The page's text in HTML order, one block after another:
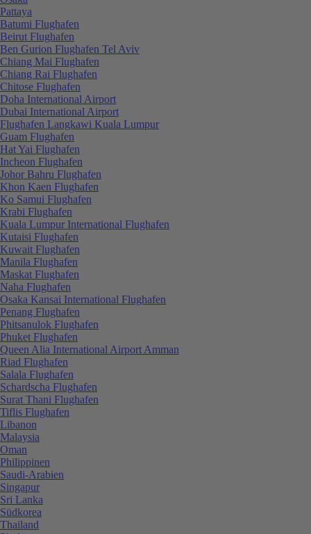
Pattaya
Batumi Flughafen
Beirut Flughafen
Ben Gurion Flughafen Tel Aviv
Chiang Mai Flughafen
Chiang Rai Flughafen
Chitose Flughafen
Doha International Airport
Dubai International Airport
Flughafen Langkawi Kuala Lumpur
Guam Flughafen
Hat Yai Flughafen
Incheon Flughafen
Johor Bahru Flughafen
Khon Kaen Flughafen
Ko Samui Flughafen
Krabi Flughafen
Kuala Lumpur International Flughafen
Kutaisi Flughafen
Kuwait Flughafen
Manila Flughafen
Maskat Flughafen
Naha Flughafen
Osaka Kansai International Flughafen
Penang Flughafen
Phitsanulok Flughafen
Phuket Flughafen
Queen Alia International Airport Amman
Riad Flughafen
Salala Flughafen
Schardscha Flughafen
Surat Thani Flughafen
Tiflis Flughafen
Libanon
Malaysia
Oman
Philippinen
Saudi-Arabien
Singapur
Sri Lanka
Südkorea
Thailand